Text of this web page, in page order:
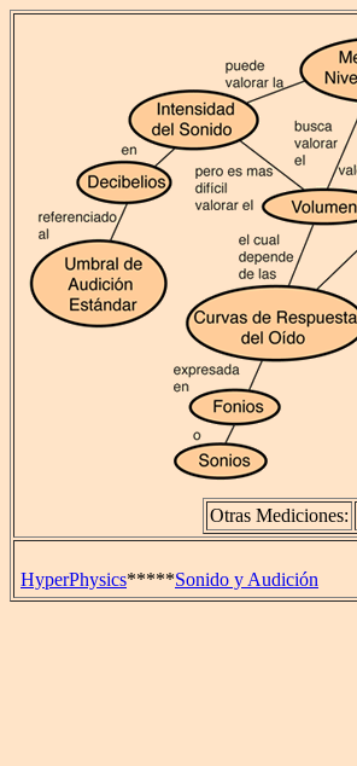
Otras Mediciones:
HyperPhysics*****Sonido y Audición